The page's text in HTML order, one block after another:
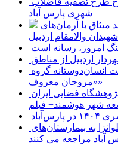
شهری پارس آباد
شهیدان والامقام اردبیل
امروز، رسانه است
اردبیل از مناطق
«مروجان معروف»
شهر هوشمند+ فیلم
آباد مراجعه می کنند